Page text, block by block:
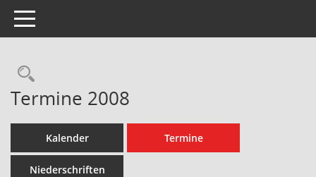
Toggle navigation
Rechercheauswahl
Termine 2008
Kalender Termine
Niederschriften